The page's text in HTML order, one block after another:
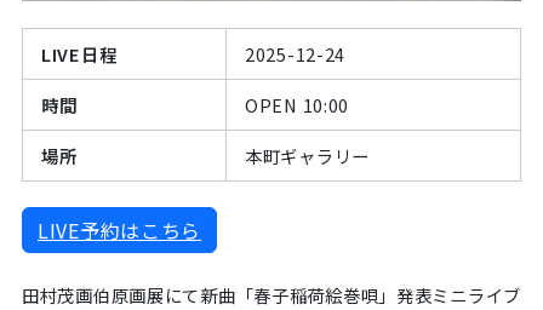
LIVE日程
2025-12-24
時間
OPEN 10:00
場所
本町ギャラリー
LIVE予約はこちら
田村茂画伯原画展にて新曲「春子稲荷絵巻唄」発表ミニライブ